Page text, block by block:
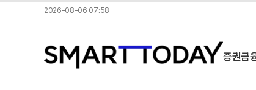
2026-08-06 07:58
증권금